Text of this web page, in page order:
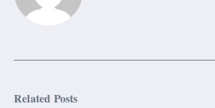
Related Posts